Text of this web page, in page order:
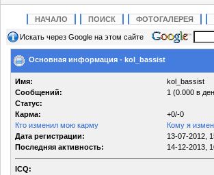
НАЧАЛО ПОИСК ФОТОГАЛЕРЕЯ
Искать через Google на этом сайте
Основная информация - kol_bassist
Имя:
kol_bassist
Сообщений:
1 (0.000 в
Статус:
Карма:
+0/-0
Кто изменил мою карму
Кому я
Дата регистрации:
13-07-2012,
Последняя активность:
14-12-2013,
ICQ: